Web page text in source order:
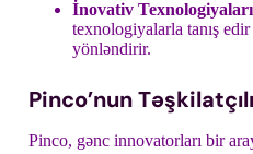
İnovativ
texnologiyalarla tanış
yönləndirir.
Pinco’nun
Pinco, gənc innovatorları bir